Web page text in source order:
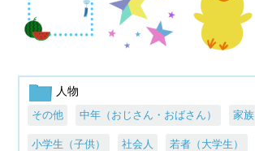
人物
その他 中年（おじさん・おばさん） 家族
小学生（子供） 社会人 若者（大学生）